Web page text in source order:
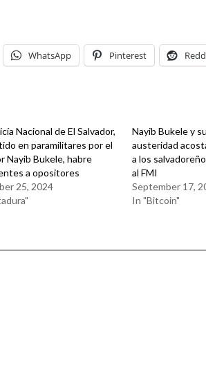
WhatsApp Pinterest
Nacional de El Salvador,
en paramilitares por el
Nayib Bukele, habre
a opositores
25, 2024
Nayib Bukele y
austeridad
a los
al FMI
September 17,
In "Bitcoin"